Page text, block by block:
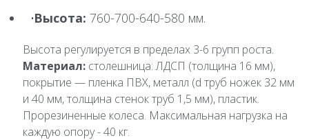
Высота: 760-700-640-580 мм.
Высота регулируется в пределах 3-6 групп роста.
Материал: столешница: ЛДСП (толщина 16 мм),
покрытие — пленка ПВХ, металл (d труб ножек 32 мм
и 40 мм, толщина стенок труб 1,5 мм), пластик.
Прорезиненные колеса. Максимальная нагрузка на
каждую опору - 40 кг.